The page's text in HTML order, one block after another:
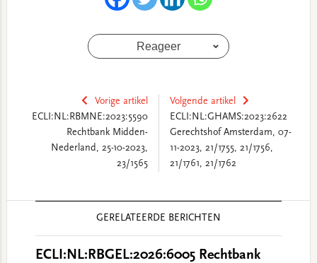
Reageer
Vorige artikel
ECLI:NL:RBMNE:2023:5590
Rechtbank Midden-
Nederland, 25-10-2023,
23/1565
Volgende artikel
ECLI:NL:GHAMS:2023:2622
Gerechtshof Amsterdam, 07-
11-2023, 21/1755, 21/1756,
21/1761, 21/1762
GERELATEERDE BERICHTEN
ECLI:NL:RBGEL:2026:6005 Rechtbank